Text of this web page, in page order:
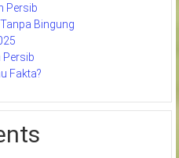
Persib
Bingung
Persib
Fakta?